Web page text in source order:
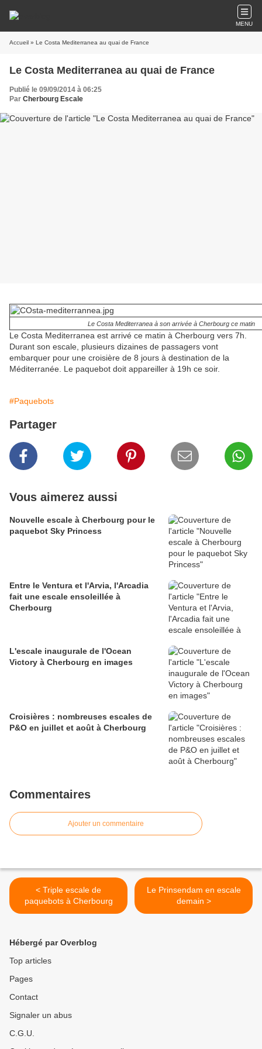
MENU
Accueil » Le Costa Mediterranea au quai de France
Le Costa Mediterranea au quai de France
Publié le 09/09/2014 à 06:25
Par Cherbourg Escale
Le Costa Mediterranea à son arrivée à Cherbourg ce matin
Le Costa Mediterranea est arrivé ce matin à Cherbourg vers 7h.
Durant son escale, plusieurs dizaines de passagers vont
embarquer pour une croisière de 8 jours à destination de la
Méditerranée. Le paquebot doit appareiller à 19h ce soir.
#Paquebots
Partager
Vous aimerez aussi
Nouvelle escale à Cherbourg pour le
paquebot Sky Princess
Entre le Ventura et l'Arvia, l'Arcadia
fait une escale ensoleillée à
Cherbourg
L'escale inaugurale de l'Ocean
Victory à Cherbourg en images
Croisières : nombreuses escales de
P&O en juillet et août à Cherbourg
Commentaires
Ajouter un commentaire
< Triple escale de
paquebots à Cherbourg
Le Prinsendam en escale
demain >
Hébergé par Overblog
Top articles
Pages
Contact
Signaler un abus
C.G.U.